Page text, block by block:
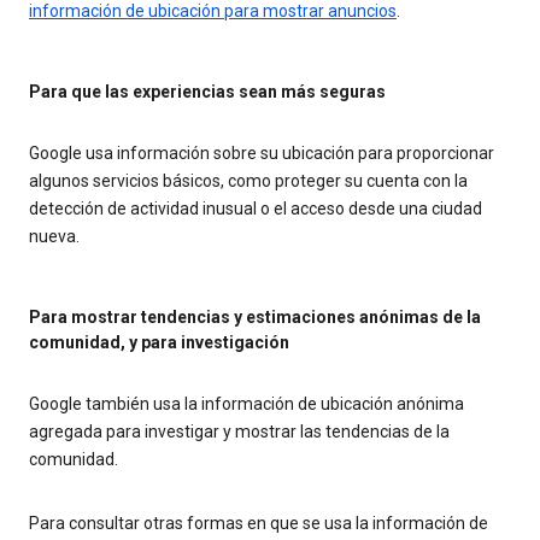
información de ubicación para mostrar anuncios
Para que las experiencias sean más seguras
Google usa información sobre su ubicación para proporcionar
algunos servicios básicos, como proteger su cuenta con la
detección de actividad inusual o el acceso desde una ciudad
nueva.
Para mostrar tendencias y estimaciones anónimas de la
comunidad, y para investigación
Google también usa la información de ubicación anónima
agregada para investigar y mostrar las tendencias de la
comunidad.
Para consultar otras formas en que se usa la información de